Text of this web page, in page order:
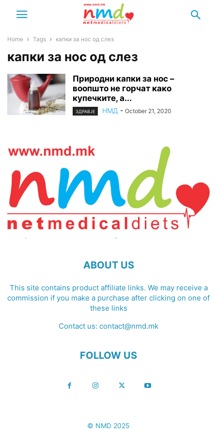
Home Tags капки за нос од слез
капки за нос од слез
Природни капки за нос –
воопшто не горчат како
купечките, а...
ЗДРАВЈЕ НМД - October 21, 2020
ABOUT US
This site contains product affiliate links. We may receive a
commission if you make a purchase after clicking on one of
these links
Contact us: contact@nmd.mk
FOLLOW US
© NMD 2025